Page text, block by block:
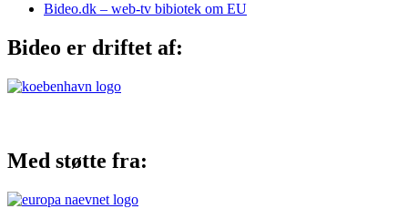
Bideo.dk – web-tv bibiotek om EU
Bideo er driftet af:
Med støtte fra: